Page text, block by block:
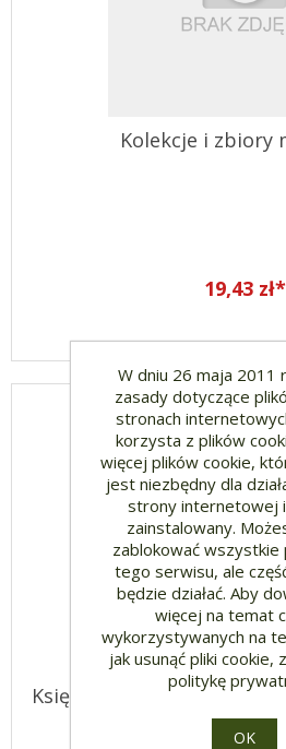
Kolekcje i zbiory
19,43 zł*
Księga Proroka Ezechiela
11-15
W dniu 26 maja 2011
zasady dotyczące
stronach
korzysta z plików
więcej plików cookie,
jest niezbędny dla
strony internetowej i
zainstalowany.
zablokować wszystkie
tego serwisu, ale
będzie działać. Aby
więcej na temat
wykorzystywanych na
jak usunąć pliki cookie,
politykę
OK